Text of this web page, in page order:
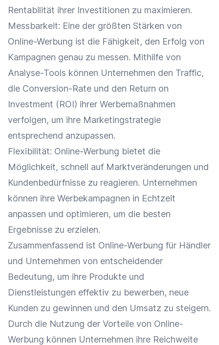
Rentabilität ihrer Investitionen zu maximieren.
Messbarkeit: Eine der größten Stärken von
Online-Werbung ist die Fähigkeit, den Erfolg von
Kampagnen genau zu messen. Mithilfe von
Analyse-Tools können Unternehmen den Traffic,
die Conversion-Rate und den Return on
Investment (ROI) ihrer Werbemaßnahmen
verfolgen, um ihre Marketingstrategie
entsprechend anzupassen.
Flexibilität: Online-Werbung bietet die
Möglichkeit, schnell auf Marktveränderungen und
Kundenbedürfnisse zu reagieren. Unternehmen
können ihre Werbekampagnen in Echtzeit
anpassen und optimieren, um die besten
Ergebnisse zu erzielen.
Zusammenfassend ist Online-Werbung für Händler
und Unternehmen von entscheidender
Bedeutung, um ihre Produkte und
Dienstleistungen effektiv zu bewerben, neue
Kunden zu gewinnen und den Umsatz zu steigern.
Durch die Nutzung der Vorteile von Online-
Werbung können Unternehmen ihre Reichweite